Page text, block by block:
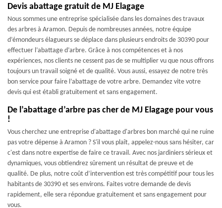
Devis abattage gratuit de MJ Elagage
Nous sommes une entreprise spécialisée dans les domaines des travaux
des arbres à Aramon. Depuis de nombreuses années, notre équipe
d’émondeurs élagueurs se déplace dans plusieurs endroits de 30390 pour
effectuer l’abattage d’arbre. Grâce à nos compétences et à nos
expériences, nos clients ne cessent pas de se multiplier vu que nous offrons
toujours un travail soigné et de qualité. Vous aussi, essayez de notre très
bon service pour faire l’abattage de votre arbre. Demandez vite votre
devis qui est établi gratuitement et sans engagement.
De l’abattage d’arbre pas cher de MJ Elagage pour vous
!
Vous cherchez une entreprise d'abattage d'arbres bon marché qui ne ruine
pas votre dépense à Aramon ? S'il vous plaît, appelez-nous sans hésiter, car
c'est dans notre expertise de faire ce travail. Avec nos jardiniers sérieux et
dynamiques, vous obtiendrez sûrement un résultat de preuve et de
qualité. De plus, notre coût d’intervention est très compétitif pour tous les
habitants de 30390 et ses environs. Faites votre demande de devis
rapidement, elle sera répondue gratuitement et sans engagement pour
vous.